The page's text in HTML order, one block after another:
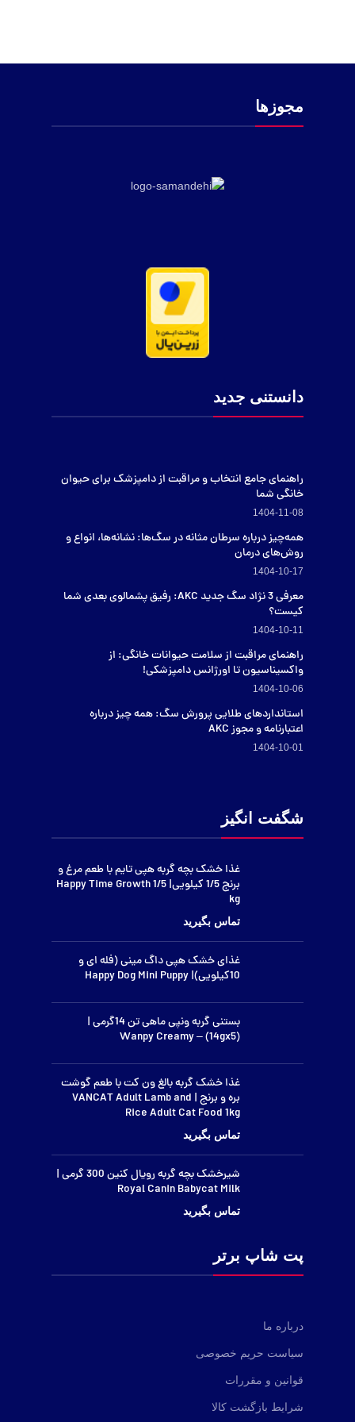
مجوزها
دانستنی جدید
راهنمای جامع انتخاب و مراقبت از دامپزشک برای حیوان
خانگی شما
1404-11-08
همه‌چیز درباره سرطان مثانه در سگ‌ها: نشانه‌ها، انواع و
روش‌های درمان
1404-10-17
معرفی 3 نژاد سگ جدید AKC: رفیق پشمالوی بعدی شما
کیست؟
1404-10-11
راهنمای مراقبت از سلامت حیوانات خانگی: از
واکسیناسیون تا اورژانس دامپزشکی!
1404-10-06
استانداردهای طلایی پرورش سگ: همه چیز درباره
اعتبارنامه و مجوز AKC
1404-10-01
شگفت انگیز
غذا خشک بچه گربه هپی تایم با طعم مرغ و
برنج 1/5 کیلویی| Happy Time Growth 1/5
kg
غذای خشک هپی داگ مینی (فله ای و
10کیلویی)| Happy Dog Mini Puppy
بستنی گربه ونپی ماهی تن 14گرمی |
(14gx5) – Wanpy Creamy
غذا خشک گربه بالغ ون کت با طعم گوشت
بره و برنج | VANCAT Adult Lamb and
Rice Adult Cat Food 1kg
شیرخشک بچه گربه رویال کنین 300 گرمی |
Royal Canin Babycat Milk
پت شاپ برتر
درباره ما
سیاست حریم خصوصی
قوانین و مقررات
شرایط بازگشت کالا